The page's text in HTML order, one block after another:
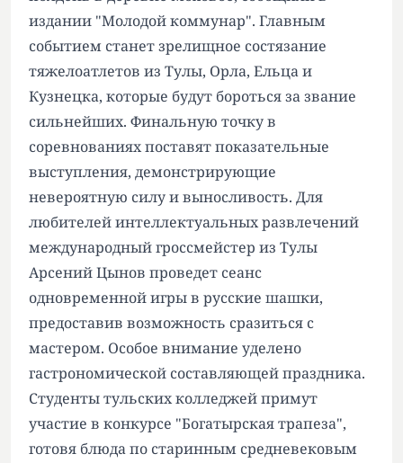
издании "Молодой коммунар". Главным
событием станет зрелищное состязание
тяжелоатлетов из Тулы, Орла, Ельца и
Кузнецка, которые будут бороться за звание
сильнейших. Финальную точку в
соревнованиях поставят показательные
выступления, демонстрирующие
невероятную силу и выносливость. Для
любителей интеллектуальных развлечений
международный гроссмейстер из Тулы
Арсений Цынов проведет сеанс
одновременной игры в русские шашки,
предоставив возможность сразиться с
мастером. Особое внимание уделено
гастрономической составляющей праздника.
Студенты тульских колледжей примут
участие в конкурсе "Богатырская трапеза",
готовя блюда по старинным средневековым